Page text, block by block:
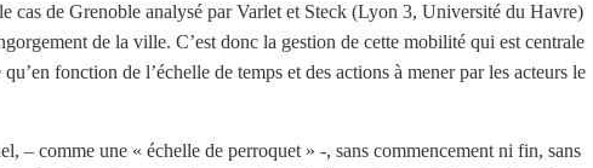
cas de Grenoble analysé par Varlet et Steck (Lyon 3, Université du Havre)
de la ville. C’est donc la gestion de cette mobilité qui est centrale
fonction de l’échelle de temps et des actions à mener par les acteurs le
– comme une « échelle de perroquet » -, sans commencement ni fin, sans